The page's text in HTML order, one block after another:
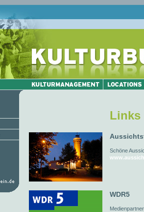
Links
Schöne
WDR5